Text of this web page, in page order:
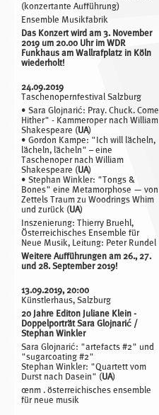
(konzertante Aufführung)
Ensemble Musikfabrik
Das Konzert wird am 3. November
2019 um 20.00 Uhr im WDR
Funkhaus am Wallrafplatz in Köln
wiederholt!
24.09.2019
Taschenopernfestival Salzburg
• Sara Glojnarić: Pray. Chuck. Come
Hither" - Kammeroper nach William
Shakespeare (UA)
• Gordon Kampe: "Ich will lächeln,
lächeln, lächeln" – eine
Taschenoper nach William
Shakespeare (UA)
• Stephan Winkler: "Tongs &
Bones" eine Metamorphose — von
Zettels Traum zu Woodrings Whim
und zurück (UA)
Inszenierung: Thierry Bruehl,
Österreichisches Ensemble für
Neue Musik, Leitung: Peter Rundel
Weitere Aufführungen am 26., 27.
und 28. September 2019!
13.09.2019, 20:00
Künstlerhaus, Salzburg
20 Jahre Editon Juliane Klein -
Doppelporträt Sara Glojnarić /
Stephan Winkler
Sara Glojnarić: "artefacts #2" und
"sugarcoating #2"
Stephan Winkler: "Quartett vom
Durst nach Dasein" (UA)
œnm . österreichisches ensemble
für neue musik